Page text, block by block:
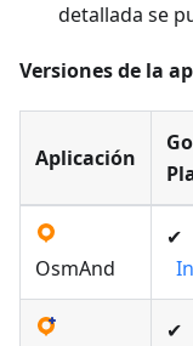
detallada se
Versiones de la
Aplicación
OsmAnd
✔
✔